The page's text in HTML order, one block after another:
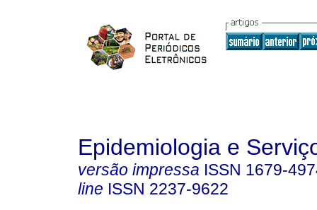
Epidemiologia e
versão impressa ISSN 1679-
line ISSN 2237-9622